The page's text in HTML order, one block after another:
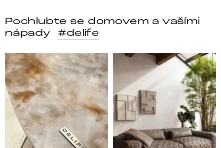
Pochlubte se domovem a vašími
nápady
#delife
DELIFE – Nábytek, který promění dům v domov. Domo
Místo, kam se budeš těšit